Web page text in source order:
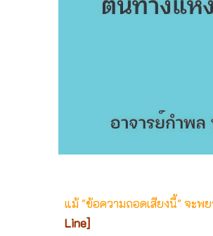
แม้ "ข้อความถอดเสียงนี้" จะพ
Line]